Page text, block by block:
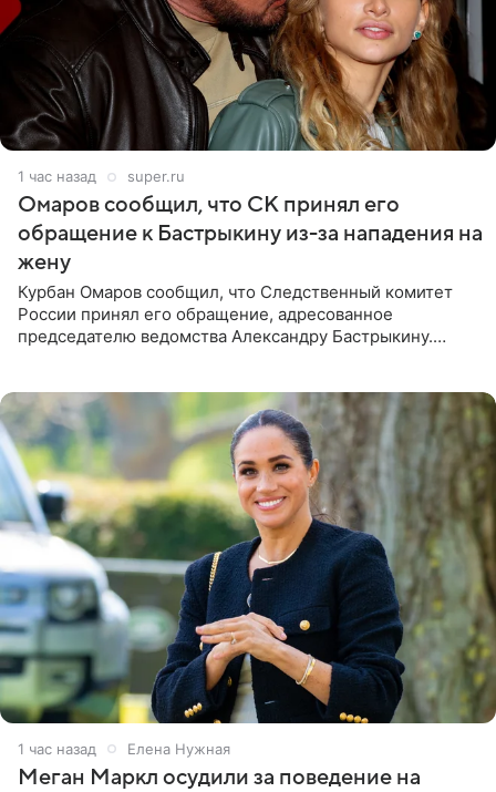
1 час назад super.ru
Омаров сообщил, что СК принял его
обращение к Бастрыкину из-за нападения на
жену
Курбан Омаров сообщил, что Следственный комитет
России принял его обращение, адресованное
председателю ведомства Александру Бастрыкину.
1 час назад Елена Нужная
Меган Маркл осудили за поведение на